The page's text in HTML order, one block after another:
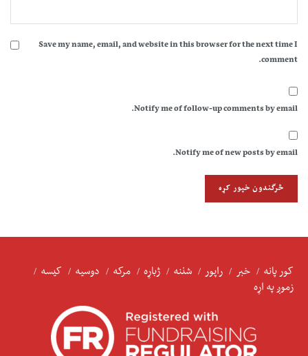
Save my name, email, and website in this browser for the next time I
comment.
Notify me of follow-up comments by email.
Notify me of new posts by email.
کور پانه خبر راپور شننه ژباړه مرکه دوسیه
کیسه
زموږ په اړه